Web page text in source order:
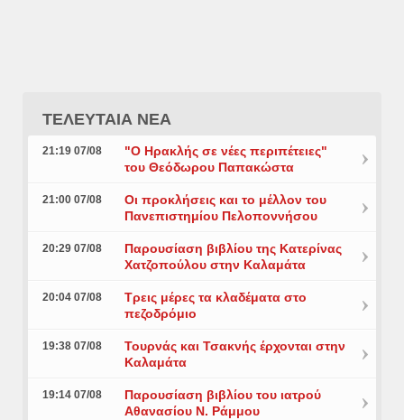
ΤΕΛΕΥΤΑΙΑ ΝΕΑ
21:19 07/08
"Ο Ηρακλής σε νέες περιπέτειες"
του Θεόδωρου Παπακώστα
21:00 07/08
Οι προκλήσεις και το μέλλον του
Πανεπιστημίου Πελοποννήσου
20:29 07/08
Παρουσίαση βιβλίου της Κατερίνας
Χατζοπούλου στην Καλαμάτα
20:04 07/08
Τρεις μέρες τα κλαδέματα στο
πεζοδρόμιο
19:38 07/08
Τουρνάς και Τσακνής έρχονται στην
Καλαμάτα
19:14 07/08
Παρουσίαση βιβλίου του ιατρού
Αθανασίου Ν. Ράμμου